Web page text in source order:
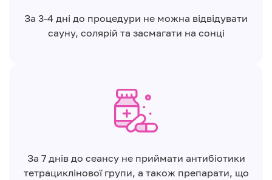
За 3-4 дні до процедури не можна відвідувати
сауну, солярій та засмагати на сонці
За 7 днів до сеансу не приймати антибіотики
тетрациклінової групи, а також препарати, що